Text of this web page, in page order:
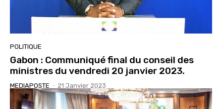
POLITIQUE
Gabon : Communiqué final du conseil des
ministres du vendredi 20 janvier 2023.
MEDIAPOSTE - 21 Janvier 2023